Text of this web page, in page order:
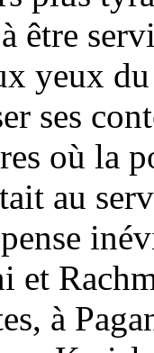
être
yeux
ses
où la
au
et
à